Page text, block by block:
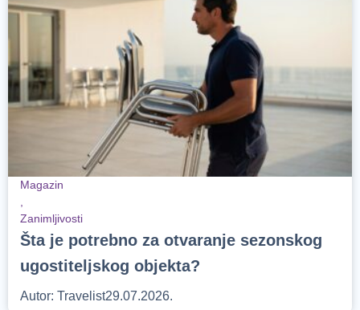
Magazin
,
Zanimljivosti
Šta je potrebno za otvaranje sezonskog
ugostiteljskog objekta?
Autor: Travelist29.07.2026.